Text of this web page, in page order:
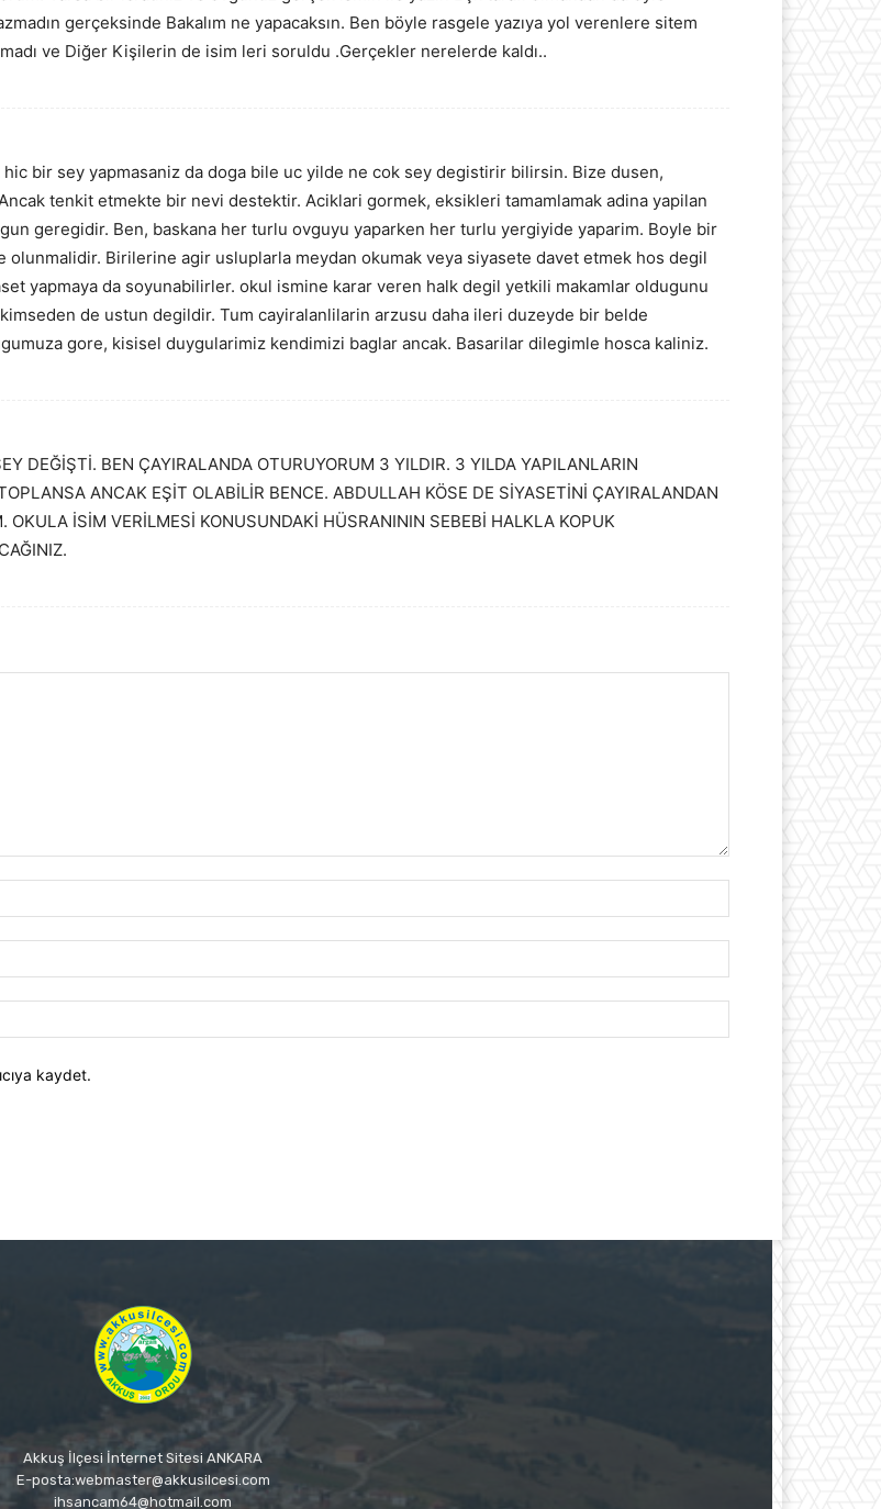
gerçeksinde Bakalım ne yapacaksın. Ben böyle rasgele yazıya yol verenlere sitem
ve Diğer Kişilerin de isim leri soruldu .Gerçekler nerelerde kaldı..
bir sey yapmasaniz da doga bile uc yilde ne cok sey degistirir bilirsin. Bize dusen,
tenkit etmekte bir nevi destektir. Aciklari gormek, eksikleri tamamlamak adina yapilan
geregidir. Ben, baskana her turlu ovguyu yaparken her turlu yergiyide yaparim. Boyle bir
Birilerine agir usluplarla meydan okumak veya siyasete davet etmek hos degil
yapmaya da soyunabilirler. okul ismine karar veren halk degil yetkili makamlar oldugunu
de ustun degildir. Tum cayiralanlilarin arzusu daha ileri duzeyde bir belde
gore, kisisel duygularimiz kendimizi baglar ancak. Basarilar dilegimle hosca kaliniz.
DEĞİŞTİ. BEN ÇAYIRALANDA OTURUYORUM 3 YILDIR. 3 YILDA YAPILANLARIN
ANCAK EŞİT OLABİLİR BENCE. ABDULLAH KÖSE DE SİYASETİNİ ÇAYIRALANDAN
OKULA İSİM VERİLMESİ KONUSUNDAKİ HÜSRANININ SEBEBİ HALKLA KOPUK
kaydet.
Akkuş İlçesi İnternet Sitesi ANKARA
E-posta:webmaster@akkusilcesi.com
ihsancam64@hotmail.com